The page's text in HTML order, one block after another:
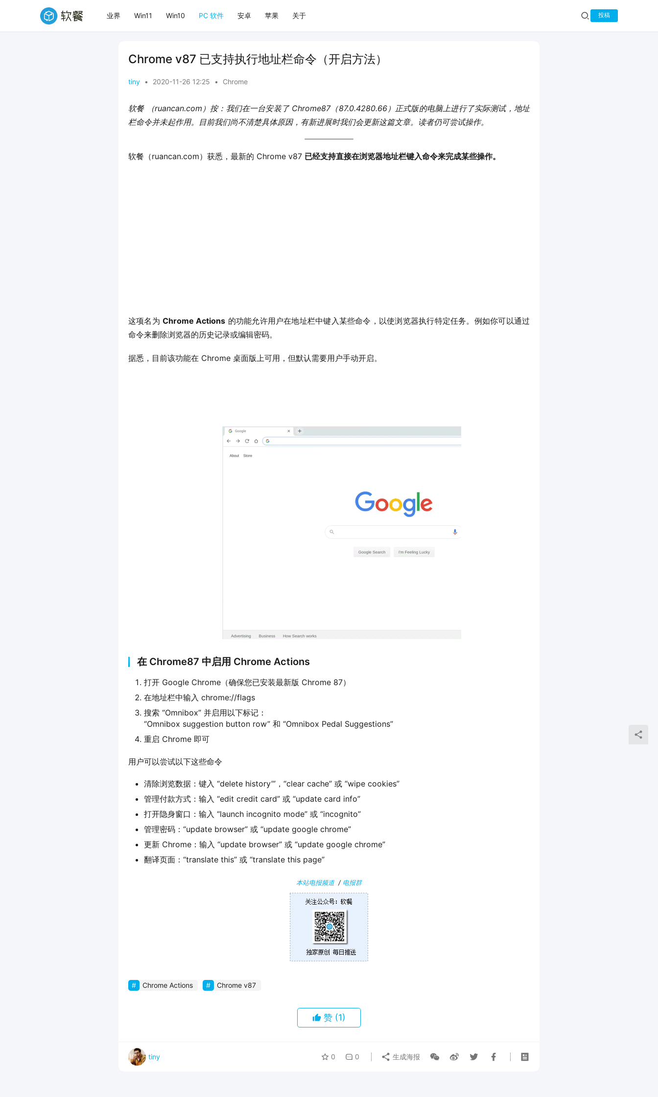
业界 Win11 Win10 PC 软件 安卓 苹果 关于 投稿
Chrome v87 已支持执行地址栏命令（开启方法）
tiny • 2020-11-26 12:25 • Chrome
软餐 （ruancan.com） 按：我们在一台安装了 Chrome87（87.0.4280.66）正式版的电脑上进行了实际测试，地址
栏命令并未起作用。目前我们尚不清楚具体原因，有新进展时我们会更新这篇文章。读者仍可尝试操作。
软餐（ruancan.com）获悉，最新的 Chrome v87 已经支持直接在浏览器地址栏键入命令来完成某些操作。
这项名为 Chrome Actions 的功能允许用户在地址栏中键入某些命令，以使浏览器执行特定任务。例如你可以通过
命令来删除浏览器的历史记录或编辑密码。
据悉，目前该功能在 Chrome 桌面版上可用，但默认需要用户手动开启。
在 Chrome87 中启用 Chrome Actions
打开 Goog​​le Chrome（确保您已安装最新版 Chrome 87）
在地址栏中输入 chrome://flags
搜索 “Omnibox” 并启用以下标记：
“Omnibox suggestion button row” 和 “Omnibox Pedal Suggestions”
重启 Chrome 即可
用户可以尝试以下这些命令
清除浏览数据：键入 “delete history’”，“clear cache” 或 “wipe cookies”
管理付款方式：输入 “edit credit card” 或 “update card info”
打开隐身窗口：输入 “launch incognito mode” 或 “incognito”
管理密码：“update browser” 或 “update google chrome”
更新 Chrome：输入 “update browser” 或 “update google chrome”
翻译页面：“translate this” 或 “translate this page”
本站电报频道/ 电报群
Chrome Actions Chrome v87
赞 (1)
tiny 0 0 生成海报